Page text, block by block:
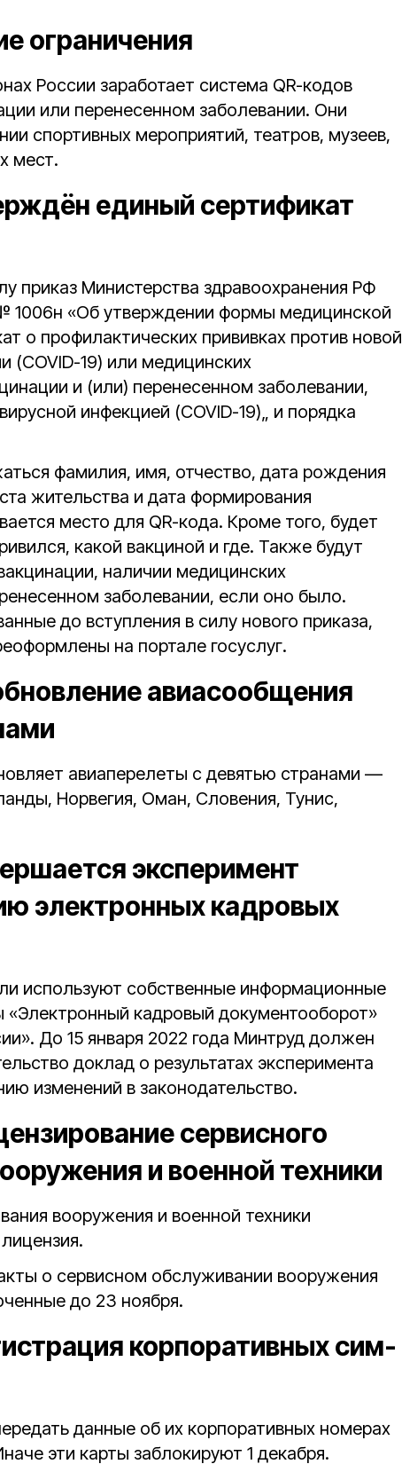
ограничения
России заработает система QR-кодов
или перенесенном заболевании. Они
спортивных мероприятий, театров, музеев,
мест.
единый сертификат
приказ Министерства здравоохранения РФ
1006н «Об утверждении формы медицинской
о профилактических прививках против новой
(COVID-19) или медицинских
и (или) перенесенном заболевании,
инфекцией (COVID-19)„ и порядка
фамилия, имя, отчество, дата рождения
жительства и дата формирования
место для QR-кода. Кроме того, будет
какой вакциной и где. Также будут
наличии медицинских
заболевании, если оно было.
до вступления в силу нового приказа,
на портале госуслуг.
авиасообщения
авиаперелеты с девятью странами —
Норвегия, Оман, Словения, Тунис,
эксперимент
электронных кадровых
используют собственные информационные
кадровый документооборот»
До 15 января 2022 года Минтруд должен
доклад о результатах эксперимента
изменений в законодательство.
сервисного
и военной техники
вооружения и военной техники
о сервисном обслуживании вооружения
до 23 ноября.
корпоративных сим-
данные об их корпоративных номерах
эти карты заблокируют 1 декабря.